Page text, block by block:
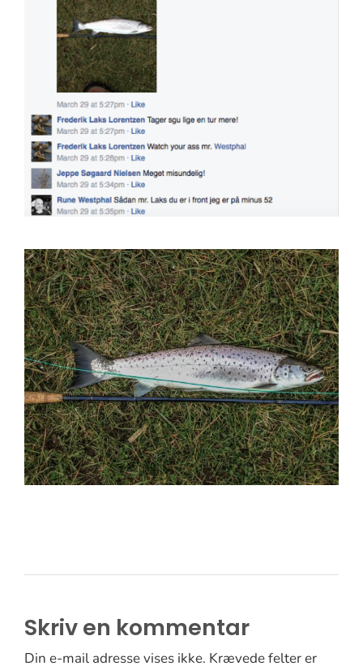
Skriv en kommentar
Din e-mail adresse vises ikke. Krævede felter er